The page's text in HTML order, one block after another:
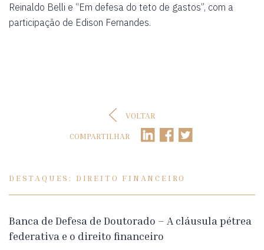
Reinaldo Belli e “Em defesa do teto de gastos”, com a
participação de Edison Fernandes.
VOLTAR
COMPARTILHAR
DESTAQUES: DIREITO FINANCEIRO
Banca de Defesa de Doutorado – A cláusula pétrea
federativa e o direito financeiro